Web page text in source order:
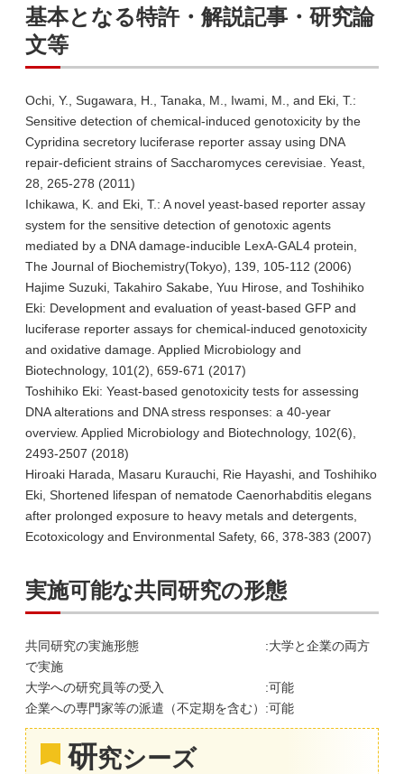
基本となる特許・解説記事・研究論
文等
Ochi, Y., Sugawara, H., Tanaka, M., Iwami, M., and Eki, T.:
Sensitive detection of chemical-induced genotoxicity by the
Cypridina secretory luciferase reporter assay using DNA
repair-deficient strains of Saccharomyces cerevisiae. Yeast,
28, 265-278 (2011)
Ichikawa, K. and Eki, T.: A novel yeast-based reporter assay
system for the sensitive detection of genotoxic agents
mediated by a DNA damage-inducible LexA-GAL4 protein,
The Journal of Biochemistry(Tokyo), 139, 105-112 (2006)
Hajime Suzuki, Takahiro Sakabe, Yuu Hirose, and Toshihiko
Eki: Development and evaluation of yeast-based GFP and
luciferase reporter assays for chemical-induced genotoxicity
and oxidative damage. Applied Microbiology and
Biotechnology, 101(2), 659-671 (2017)
Toshihiko Eki: Yeast-based genotoxicity tests for assessing
DNA alterations and DNA stress responses: a 40-year
overview. Applied Microbiology and Biotechnology, 102(6),
2493-2507 (2018)
Hiroaki Harada, Masaru Kurauchi, Rie Hayashi, and Toshihiko
Eki, Shortened lifespan of nematode Caenorhabditis elegans
after prolonged exposure to heavy metals and detergents,
Ecotoxicology and Environmental Safety, 66, 378-383 (2007)
実施可能な共同研究の形態
共同研究の実施形態 :大学と企業の両方
で実施
大学への研究員等の受入 :可能
企業への専門家等の派遣（不定期を含む）:可能
研究シーズ